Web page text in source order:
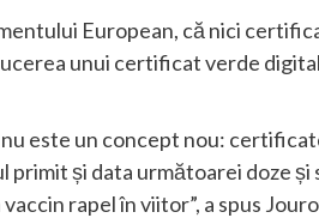
European, că nici
unui certificat verde
este un concept nou:
și data următoarei doze și
rapel în viitor”, a spus